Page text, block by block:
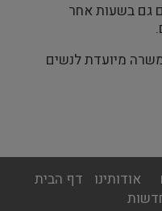
גם בשעות אחר
מיועדת לנשים
footer
menu
דף הבית אודותינו